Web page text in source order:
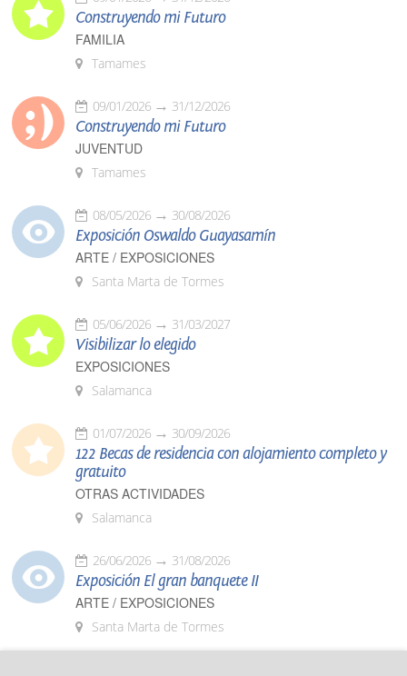
Construyendo mi Futuro
FAMILIA
Tamames
09/01/2026 31/12/2026
Construyendo mi Futuro
JUVENTUD
Tamames
08/05/2026 30/08/2026
Exposición Oswaldo Guayasamín
ARTE / EXPOSICIONES
Santa Marta de Tormes
05/06/2026 31/03/2027
Visibilizar lo elegido
EXPOSICIONES
Salamanca
01/07/2026 30/09/2026
122 Becas de residencia con alojamiento completo y
gratuito
OTRAS ACTIVIDADES
Salamanca
26/06/2026 31/08/2026
Exposición El gran banquete II
ARTE / EXPOSICIONES
Santa Marta de Tormes